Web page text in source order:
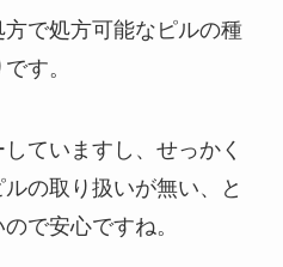
で処方可能なピルの種
す。
ていますし、せっかく
の取り扱いが無い、と
で安心ですね。